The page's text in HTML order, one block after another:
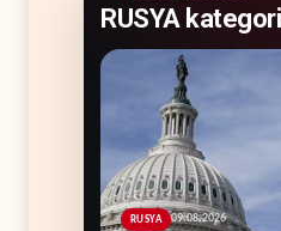
RUSYA
RUSYA 09.08.2026